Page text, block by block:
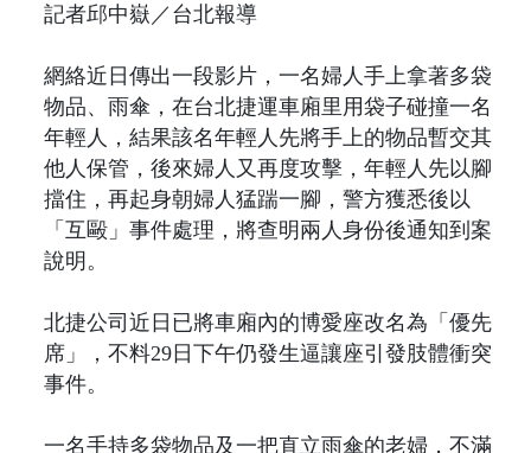
記者邱中嶽／台北報導
網絡近日傳出一段影片，一名婦人手上拿著多袋
物品、雨傘，在台北捷運車廂里用袋子碰撞一名
年輕人，結果該名年輕人先將手上的物品暫交其
他人保管，後來婦人又再度攻擊，年輕人先以腳
擋住，再起身朝婦人猛踹一腳，警方獲悉後以
「互毆」事件處理，將查明兩人身份後通知到案
說明。
北捷公司近日已將車廂內的博愛座改名為「優先
席」，不料29日下午仍發生逼讓座引發肢體衝突
事件。
一名手持多袋物品及一把直立雨傘的老婦，不滿